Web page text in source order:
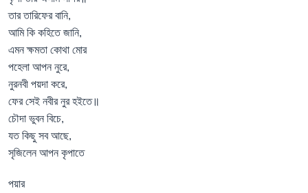
তার তারিফের বানি,
আমি কি কহিতে জানি,
এমন ক্ষমতা কোথা মোর
পহেলা আপন নুরে,
নুরনবী পয়দা করে,
ফের সেই নবীর নুর হইতে॥
চৌদা ভুবন বিচে,
যত কিছু সব আছে,
সৃজিলেন আপন কৃপাতে
পয়ার​